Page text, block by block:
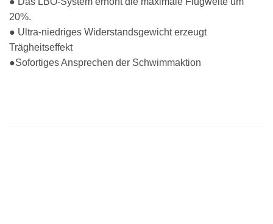
20%.
● Ultra-niedriges Widerstandsgewicht erzeugt
Trägheitseffekt
●Sofortiges Ansprechen der Schwimmaktion